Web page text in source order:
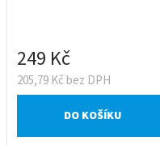
205,79 Kč bez DPH
249 Kč
DO KOŠÍKU